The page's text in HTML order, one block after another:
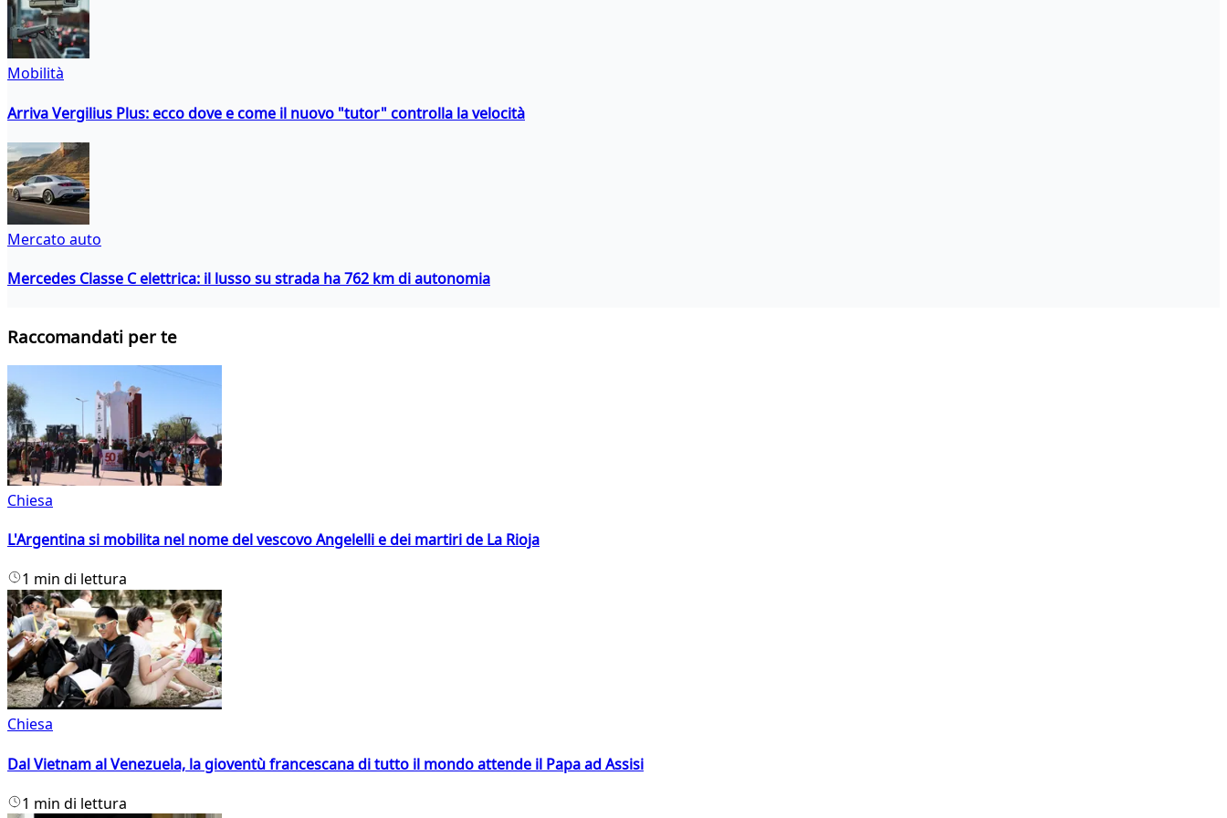
Mobilità
Arriva Vergilius Plus: ecco dove e come il nuovo "tutor" controlla la velocità
Mercato auto
Mercedes Classe C elettrica: il lusso su strada ha 762 km di autonomia
Raccomandati per te
Chiesa
L'Argentina si mobilita nel nome del vescovo Angelelli e dei martiri de La Rioja
1 min di lettura
Chiesa
Dal Vietnam al Venezuela, la gioventù francescana di tutto il mondo attende il Papa ad Assisi
1 min di lettura